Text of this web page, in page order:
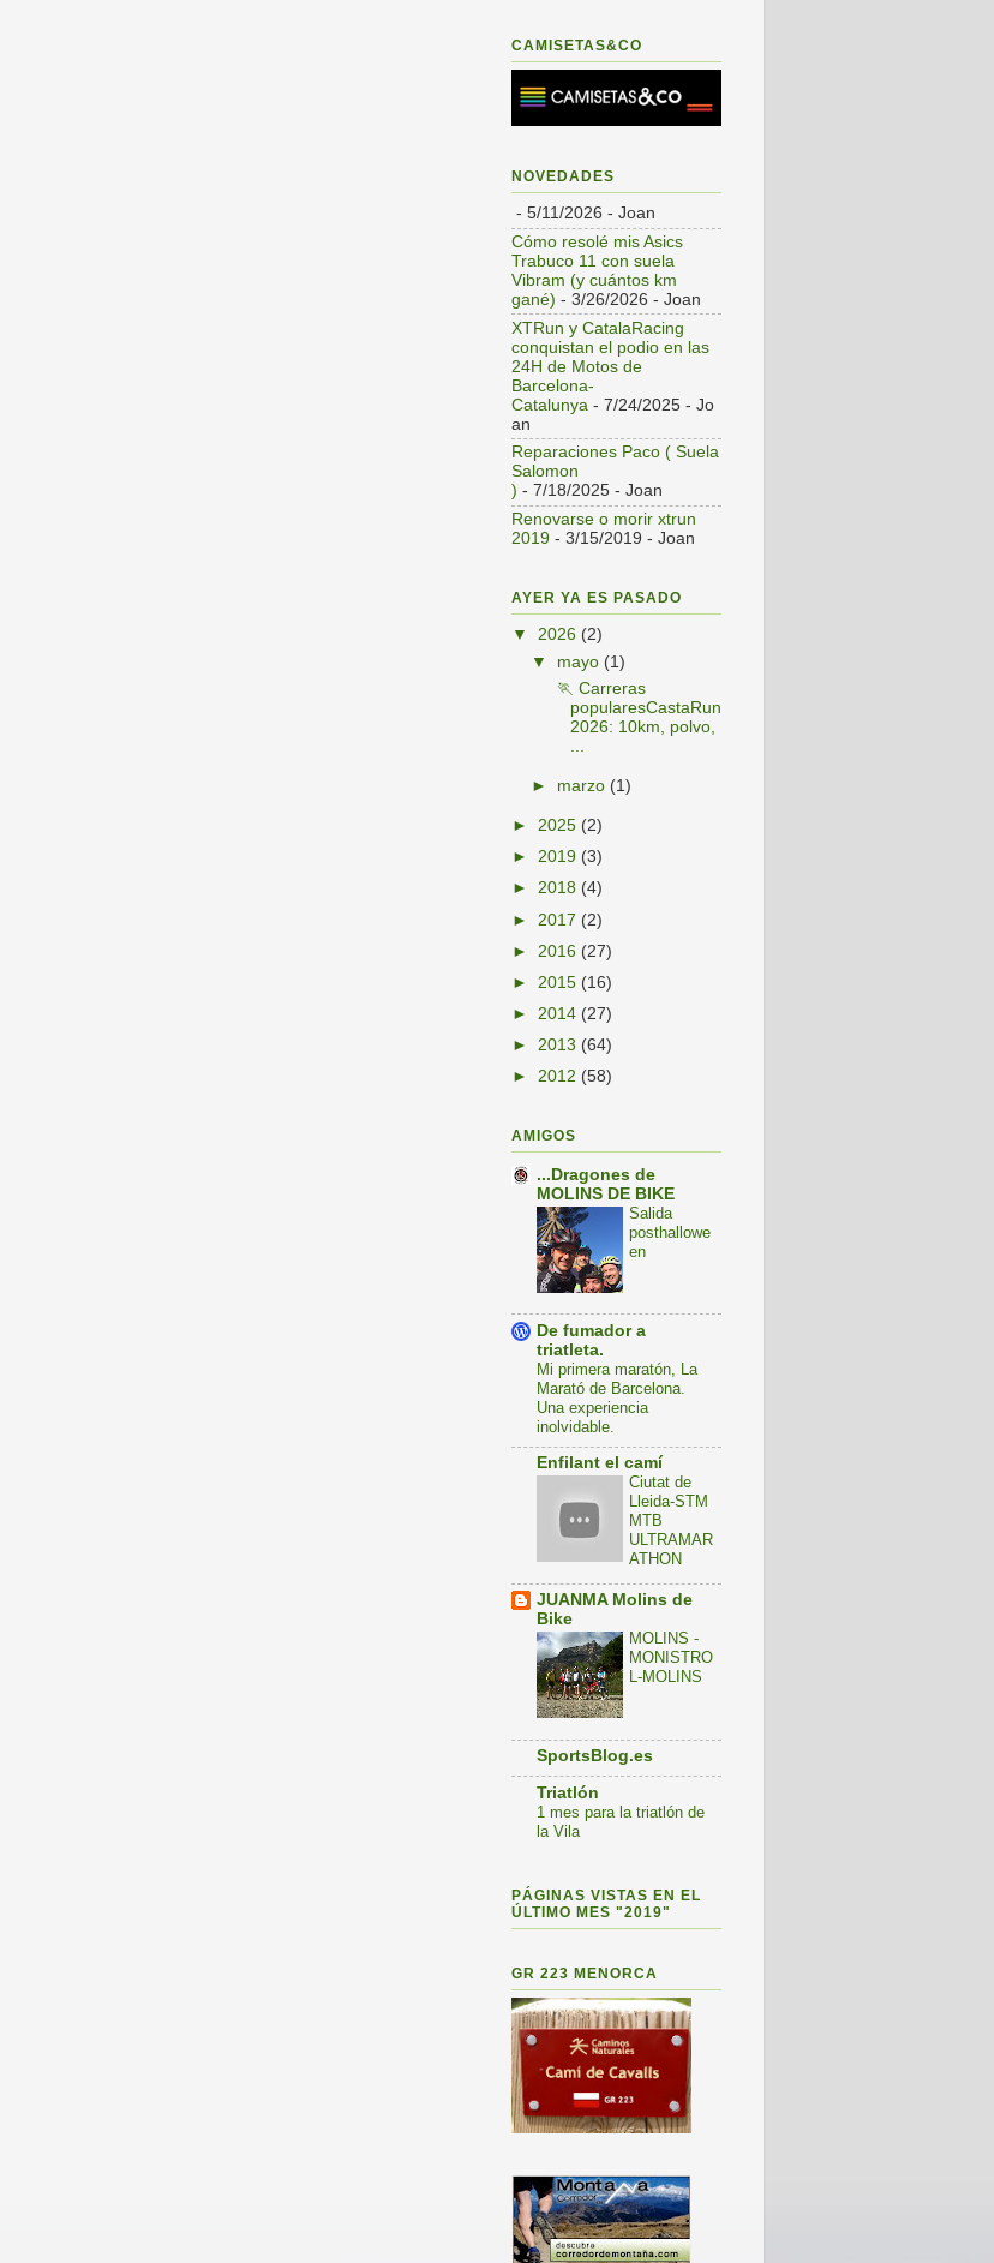
CAMISETAS&CO
NOVEDADES
- 5/11/2026 - Joan
Cómo resolé mis Asics
Trabuco 11 con suela
Vibram (y cuántos km
gané) - 3/26/2026 - Joan
XTRun y CatalaRacing
conquistan el podio en las
24H de Motos de
Barcelona-
Catalunya - 7/24/2025 - Jo
an
Reparaciones Paco ( Suela
Salomon
) - 7/18/2025 - Joan
Renovarse o morir xtrun
2019 - 3/15/2019 - Joan
AYER YA ES PASADO
▼ 2026 (2)
▼ mayo (1)
🏃 Carreras
popularesCastaRun
2026: 10km, polvo,
...
► marzo (1)
► 2025 (2)
► 2019 (3)
► 2018 (4)
► 2017 (2)
► 2016 (27)
► 2015 (16)
► 2014 (27)
► 2013 (64)
► 2012 (58)
AMIGOS
...Dragones de
MOLINS DE BIKE
Salida
posthallowe
en
De fumador a
triatleta.
Mi primera maratón, La
Marató de Barcelona.
Una experiencia
inolvidable.
Enfilant el camí
Ciutat de
Lleida-STM
MTB
ULTRAMAR
ATHON
JUANMA Molins de
Bike
MOLINS -
MONISTRO
L-MOLINS
SportsBlog.es
Triatlón
1 mes para la triatlón de
la Vila
PÁGINAS VISTAS EN EL
ÚLTIMO MES "2019"
GR 223 MENORCA